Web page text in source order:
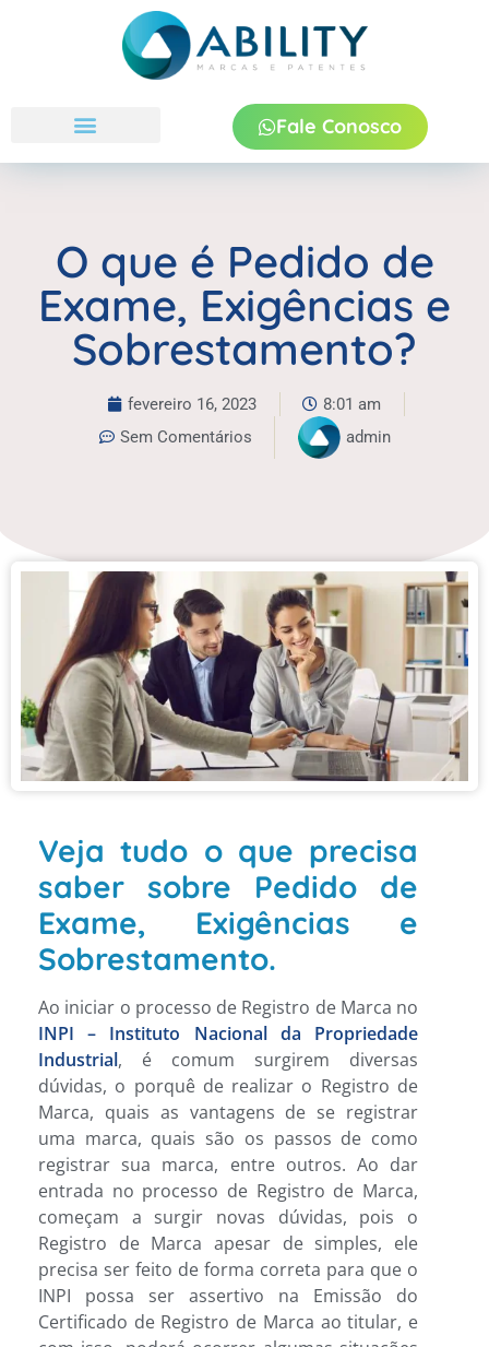
Fale Conosco
O que é Pedido de
Exame, Exigências e
Sobrestamento?
fevereiro 16, 2023
8:01 am
Sem Comentários
admin
Veja tudo o que precisa
saber sobre Pedido de
Exame, Exigências e
Sobrestamento.
Ao iniciar o processo de Registro de Marca no
INPI – Instituto Nacional da Propriedade
Industrial, é comum surgirem diversas
dúvidas, o porquê de realizar o Registro de
Marca, quais as vantagens de se registrar
uma marca, quais são os passos de como
registrar sua marca, entre outros. Ao dar
entrada no processo de Registro de Marca,
começam a surgir novas dúvidas, pois o
Registro de Marca apesar de simples, ele
precisa ser feito de forma correta para que o
INPI possa ser assertivo na Emissão do
Certificado de Registro de Marca ao titular, e